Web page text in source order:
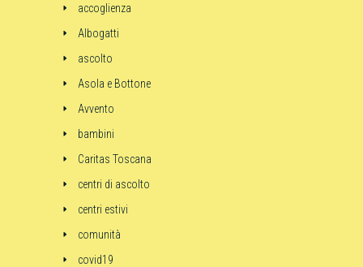
accoglienza
Albogatti
ascolto
Asola e Bottone
Avvento
bambini
Caritas Toscana
centri di ascolto
centri estivi
comunità
covid19